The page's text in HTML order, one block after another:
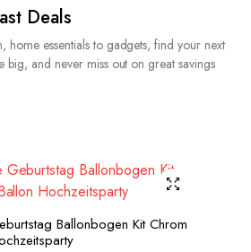
Deals
home essentials to gadgets, find your next
big, and never miss out on great savings
Ballonbogen Kit Chrom